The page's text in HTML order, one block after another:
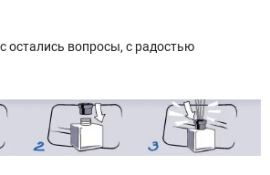
остались вопросы, с радостью